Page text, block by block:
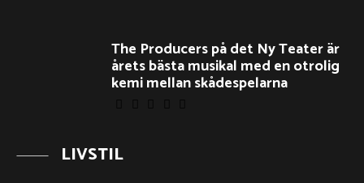
The Producers på det Ny Teater är
årets bästa musikal med en otrolig
kemi mellan skådespelarna
LIVSTIL